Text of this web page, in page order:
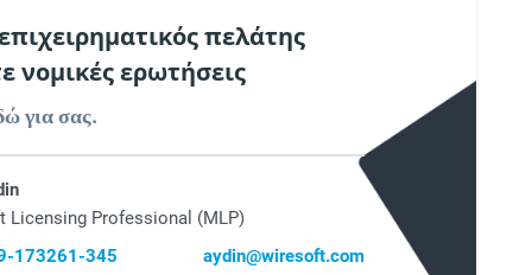
πελάτης
νομικές ερωτήσεις
για σας.
Licensing Professional (MLP)
173261-345
aydin@wiresoft.com